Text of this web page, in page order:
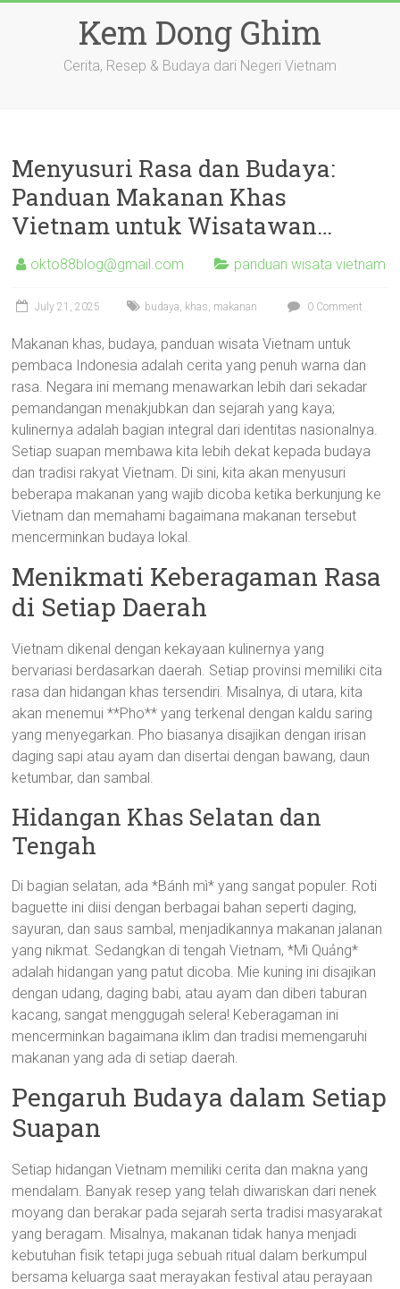
Kem Dong Ghim
Cerita, Resep & Budaya dari Negeri Vietnam
Menyusuri Rasa dan Budaya:
Panduan Makanan Khas
Vietnam untuk Wisatawan…
okto88blog@gmail.com panduan wisata vietnam
July 21, 2025 budaya, khas, makanan 0 Comment
Makanan khas, budaya, panduan wisata Vietnam untuk
pembaca Indonesia adalah cerita yang penuh warna dan
rasa. Negara ini memang menawarkan lebih dari sekadar
pemandangan menakjubkan dan sejarah yang kaya;
kulinernya adalah bagian integral dari identitas nasionalnya.
Setiap suapan membawa kita lebih dekat kepada budaya
dan tradisi rakyat Vietnam. Di sini, kita akan menyusuri
beberapa makanan yang wajib dicoba ketika berkunjung ke
Vietnam dan memahami bagaimana makanan tersebut
mencerminkan budaya lokal.
Menikmati Keberagaman Rasa
di Setiap Daerah
Vietnam dikenal dengan kekayaan kulinernya yang
bervariasi berdasarkan daerah. Setiap provinsi memiliki cita
rasa dan hidangan khas tersendiri. Misalnya, di utara, kita
akan menemui **Pho** yang terkenal dengan kaldu saring
yang menyegarkan. Pho biasanya disajikan dengan irisan
daging sapi atau ayam dan disertai dengan bawang, daun
ketumbar, dan sambal.
Hidangan Khas Selatan dan
Tengah
Di bagian selatan, ada *Bánh mì* yang sangat populer. Roti
baguette ini diisi dengan berbagai bahan seperti daging,
sayuran, dan saus sambal, menjadikannya makanan jalanan
yang nikmat. Sedangkan di tengah Vietnam, *Mì Quảng*
adalah hidangan yang patut dicoba. Mie kuning ini disajikan
dengan udang, daging babi, atau ayam dan diberi taburan
kacang, sangat menggugah selera! Keberagaman ini
mencerminkan bagaimana iklim dan tradisi memengaruhi
makanan yang ada di setiap daerah.
Pengaruh Budaya dalam Setiap
Suapan
Setiap hidangan Vietnam memiliki cerita dan makna yang
mendalam. Banyak resep yang telah diwariskan dari nenek
moyang dan berakar pada sejarah serta tradisi masyarakat
yang beragam. Misalnya, makanan tidak hanya menjadi
kebutuhan fisik tetapi juga sebuah ritual dalam berkumpul
bersama keluarga saat merayakan festival atau perayaan